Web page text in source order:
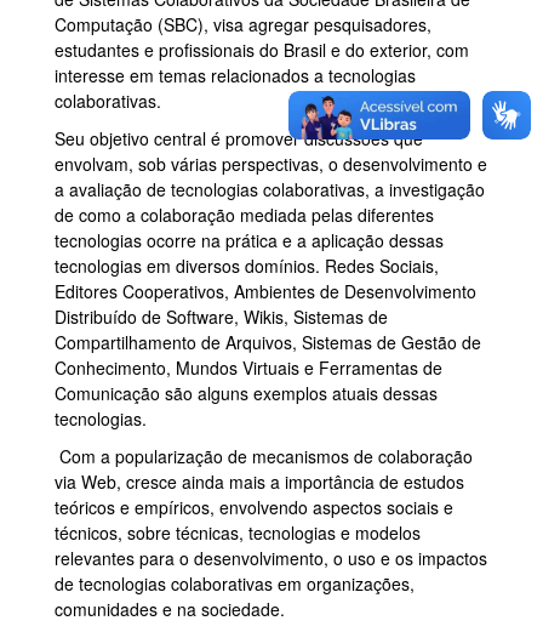
Computação (SBC), visa agregar pesquisadores,
estudantes e profissionais do Brasil e do exterior, com
interesse em temas relacionados a tecnologias
colaborativas.
Seu objetivo central é promover discussões que
envolvam, sob várias perspectivas, o desenvolvimento e
a avaliação de tecnologias colaborativas, a investigação
de como a colaboração mediada pelas diferentes
tecnologias ocorre na prática e a aplicação dessas
tecnologias em diversos domínios. Redes Sociais,
Editores Cooperativos, Ambientes de Desenvolvimento
Distribuído de Software, Wikis, Sistemas de
Compartilhamento de Arquivos, Sistemas de Gestão de
Conhecimento, Mundos Virtuais e Ferramentas de
Comunicação são alguns exemplos atuais dessas
tecnologias.
Com a popularização de mecanismos de colaboração
via Web, cresce ainda mais a importância de estudos
teóricos e empíricos, envolvendo aspectos sociais e
técnicos, sobre técnicas, tecnologias e modelos
relevantes para o desenvolvimento, o uso e os impactos
de tecnologias colaborativas em organizações,
comunidades e na sociedade.